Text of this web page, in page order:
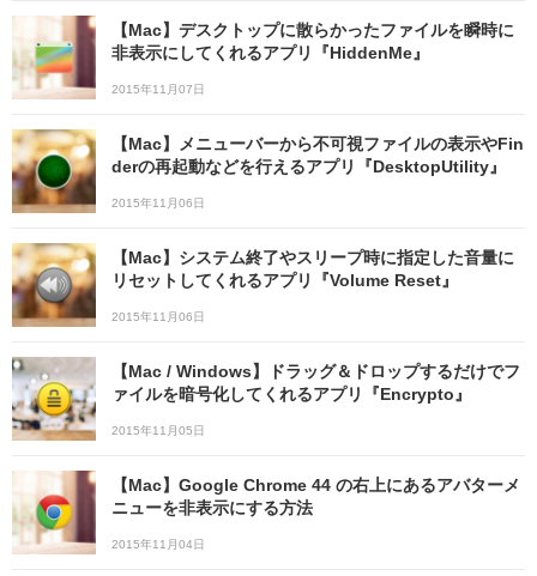
【Mac】デスクトップに散らかったファイルを瞬時に
非表示にしてくれるアプリ『HiddenMe』
2015年11月07日
【Mac】メニューバーから不可視ファイルの表示やFin
derの再起動などを行えるアプリ『DesktopUtility』
2015年11月06日
【Mac】システム終了やスリープ時に指定した音量に
リセットしてくれるアプリ『Volume Reset』
2015年11月06日
【Mac / Windows】ドラッグ＆ドロップするだけでフ
ァイルを暗号化してくれるアプリ『Encrypto』
2015年11月05日
【Mac】Google Chrome 44 の右上にあるアバターメ
ニューを非表示にする方法
2015年11月04日